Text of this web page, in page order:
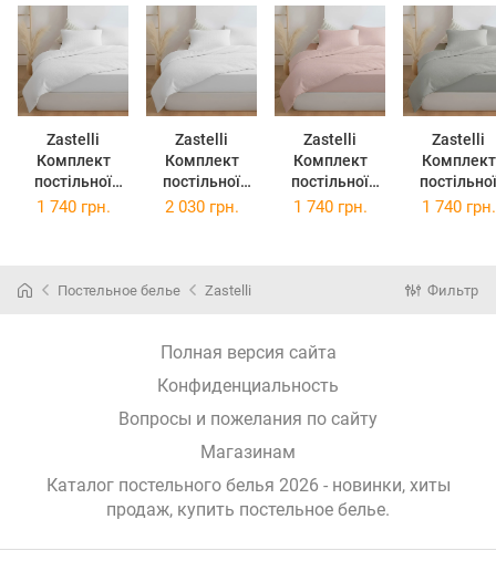
Zastelli
Комплект
постільної
білизни
бавовняна
Zastelli
Комплект
постільної
білизни Євро
жатка Білий
Zastelli
Комплект
постільної
білизни
Рожевий
Zastelli
Комплект
постільної
білизни
Grey/Light
1 740 грн. 2 030 грн. 1 740 грн. 1 740 грн.
Постельное белье Zastelli Фильтр
Полная версия сайта
Конфиденциальность
Вопросы и пожелания по сайту
Магазинам
Каталог постельного белья 2026 - новинки, хиты
продаж, купить постельное белье.